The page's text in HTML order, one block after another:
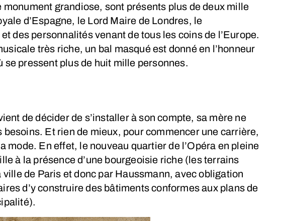
monument grandiose, sont présents plus de deux mille
d’Espagne, le Lord Maire de Londres, le
des personnalités venant de tous les coins de l’Europe.
très riche, un bal masqué est donné en l’honneur
se pressent plus de huit mille personnes.
de décider de s’installer à son compte, sa mère ne
besoins. Et rien de mieux, pour commencer une carrière,
mode. En effet, le nouveau quartier de l’Opéra en pleine
à la présence d’une bourgeoisie riche (les terrains
de Paris et donc par Haussmann, avec obligation
d’y construire des bâtiments conformes aux plans de